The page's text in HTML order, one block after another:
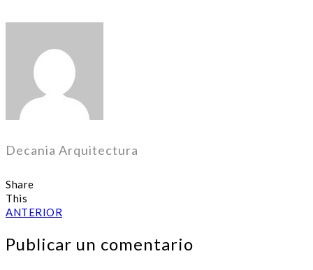
Decania Arquitectura
Share
This
ANTERIOR
Publicar un comentario